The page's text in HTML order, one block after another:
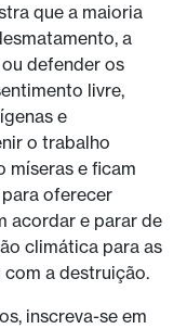
que a maioria
a
defender os
livre,
e
o trabalho
míseras e ficam
oferecer
acordar e parar de
climática para as
a destruição.
inscreva-se em